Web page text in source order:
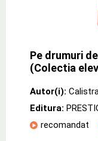
Pe drumuri
(Colectia
Autor(i):
Editura:
recomandat